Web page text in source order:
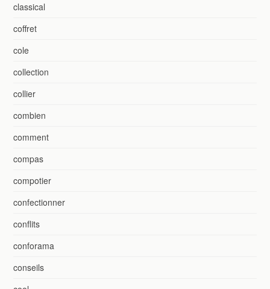
classical
coffret
cole
collection
collier
combien
comment
compas
compotier
confectionner
conflits
conforama
conseils